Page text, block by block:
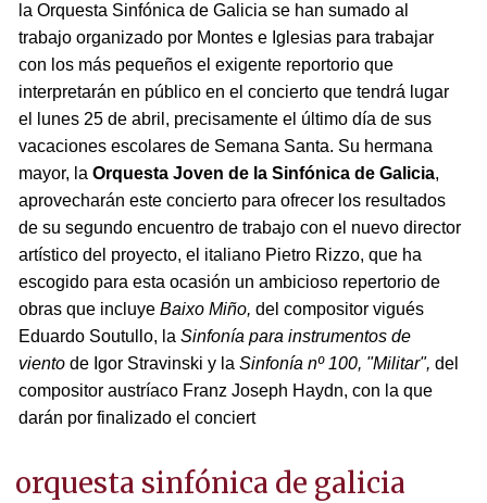
la Orquesta Sinfónica de Galicia se han sumado al
trabajo organizado por Montes e Iglesias para trabajar
con los más pequeños el exigente reportorio que
interpretarán en público en el concierto que tendrá lugar
el lunes 25 de abril, precisamente el último día de sus
vacaciones escolares de Semana Santa. Su hermana
mayor, la Orquesta Joven de la Sinfónica de Galicia,
aprovecharán este concierto para ofrecer los resultados
de su segundo encuentro de trabajo con el nuevo director
artístico del proyecto, el italiano Pietro Rizzo, que ha
escogido para esta ocasión un ambicioso repertorio de
obras que incluye Baixo Miño, del compositor vigués
Eduardo Soutullo, la Sinfonía para instrumentos de
viento de Igor Stravinski y la Sinfonía nº 100, "Militar", del
compositor austríaco Franz Joseph Haydn, con la que
darán por finalizado el conciert
orquesta sinfónica de galicia